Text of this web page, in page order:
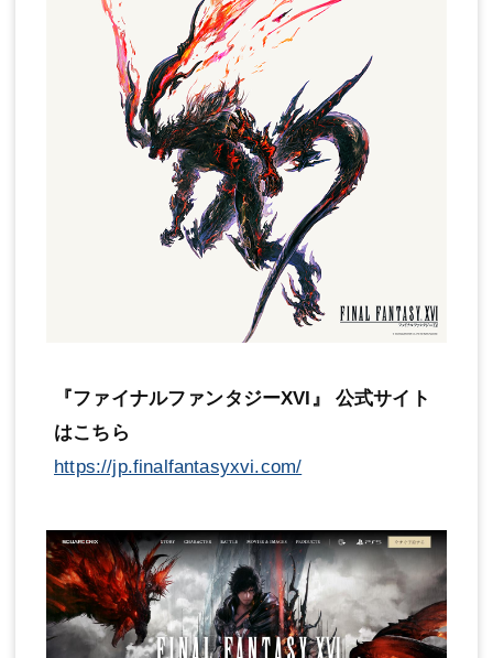
『ファイナルファンタジーXVI』 公式サイト
はこちら
https://jp.finalfantasyxvi.com/